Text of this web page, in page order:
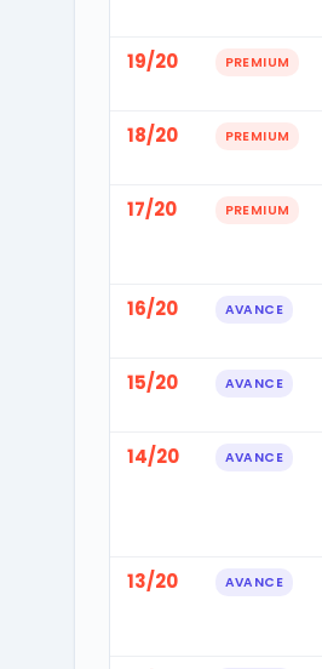
19/20 PREMIUM
18/20 PREMIUM
17/20 PREMIUM
16/20 AVANCE
15/20 AVANCE
14/20 AVANCE
13/20 AVANCE